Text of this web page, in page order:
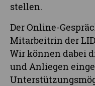
stellen.
Der Online-
Mitarbeitrin der
Wir können dabei
und Anliegen